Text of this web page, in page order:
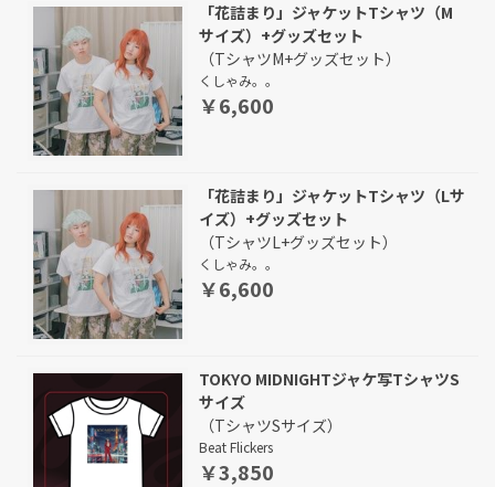
「花詰まり」ジャケットTシャツ（M
サイズ）+グッズセット
（TシャツM+グッズセット）
くしゃみ。。
￥6,600
「花詰まり」ジャケットTシャツ（Lサ
イズ）+グッズセット
（TシャツL+グッズセット）
くしゃみ。。
￥6,600
TOKYO MIDNIGHTジャケ写TシャツS
サイズ
（TシャツSサイズ）
Beat Flickers
￥3,850